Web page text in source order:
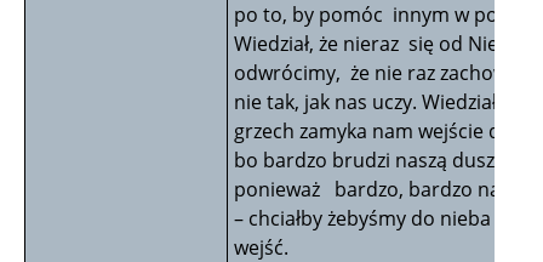
po to, by pomóc innym w
Wiedział, że nieraz się od Niego
odwrócimy, że nie raz
nie tak, jak nas uczy. Wiedział, też
grzech zamyka nam wejście do
bo bardzo brudzi naszą duszę. Ale
ponieważ bardzo, bardzo nas
– chciałby żebyśmy do nieba
wejść.